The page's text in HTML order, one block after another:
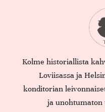
Kolme historiallista
Loviisassa ja
konditorian
ja unohtumaton